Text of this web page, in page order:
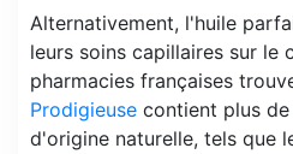
Alternativement, l'huile
leurs soins capillaires sur le
pharmacies françaises
Prodigieuse contient plus
d'origine naturelle, tels que